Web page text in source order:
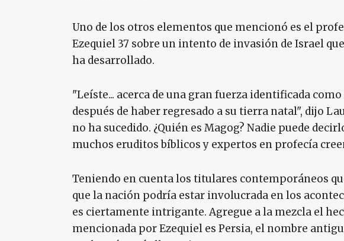
Uno de los otros elementos que mencionó es el
Ezequiel 37 sobre un intento de invasión de Israel
ha desarrollado.
"Leíste... acerca de una gran fuerza identificada
después de haber regresado a su tierra natal", dijo
no ha sucedido. ¿Quién es Magog? Nadie puede
muchos eruditos bíblicos y expertos en profecía
Teniendo en cuenta los titulares contemporáneos
que la nación podría estar involucrada en los
es ciertamente intrigante. Agregue a la mezcla el
mencionada por Ezequiel es Persia, el nombre